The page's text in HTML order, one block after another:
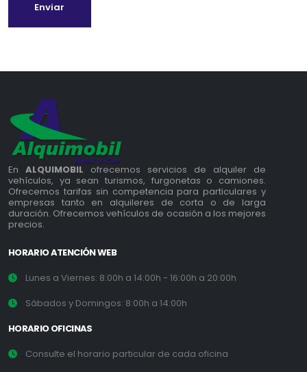
Enviar
En ALQUIMOBIL ofrecemos servicios de alquiler de
vehículos, ya sean turismos, furgonetas o camiones.
Ofrecemos tarifas sin competencia para particulares y
empresas tanto en alquileres de corta o de larga
duración. Ofrecemos vehículos de ocasión a los mejores
precios.
HORARIO ATENCIÓN WEB
Lunes a Viernes: 8:00h a 14:00h - 16:00h a 20:00h
Sábados y Domingos: 8:00h a 14:00h
HORARIO OFICINAS
Consulte el horario particular de cada oficina